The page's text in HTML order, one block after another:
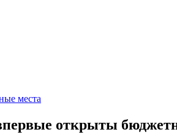
места
открыты